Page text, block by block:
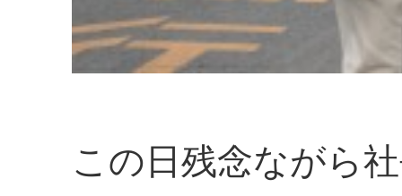
この日残念ながら